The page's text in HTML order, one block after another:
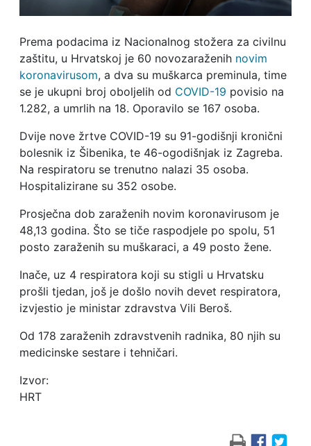
Prema podacima iz Nacionalnog stožera za civilnu
zaštitu, u Hrvatskoj je 60 novozaraženih novim
koronavirusom, a dva su muškarca preminula, time
se je ukupni broj oboljelih od COVID-19 povisio na
1.282, a umrlih na 18. Oporavilo se 167 osoba.
Dvije nove žrtve COVID-19 su 91-godišnji kronični
bolesnik iz Šibenika, te 46-ogodišnjak iz Zagreba.
Na respiratoru se trenutno nalazi 35 osoba.
Hospitalizirane su 352 osobe.
Prosječna dob zaraženih novim koronavirusom je
48,13 godina. Što se tiče raspodjele po spolu, 51
posto zaraženih su muškaraci, a 49 posto žene.
Inače, uz 4 respiratora koji su stigli u Hrvatsku
prošli tjedan, još je došlo novih devet respiratora,
izvjestio je ministar zdravstva Vili Beroš.
Od 178 zaraženih zdravstvenih radnika, 80 njih su
medicinske sestare i tehničari.
Izvor:
HRT